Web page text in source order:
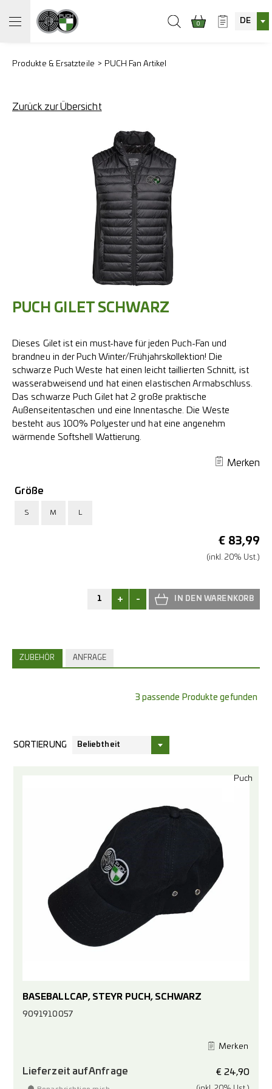
0 DE
Produkte & Ersatzteile PUCH Fan Artikel
Zurück zur Übersicht
PUCH GILET SCHWARZ
Dieses Gilet ist ein must-have für jeden Puch-Fan und
brandneu in der Puch Winter/Frühjahrskollektion! Die
schwarze Puch Weste hat einen leicht taillierten Schnitt, ist
wasserabweisend und hat einen elastischen Armabschluss.
Das schwarze Puch Gilet hat 2 große praktische
Außenseitentaschen und eine Innentasche. Die Weste
besteht aus 100% Polyester und hat eine angenehm
wärmende Softshell Wattierung.
Merken
Größe
S M
€ 83,99
(inkl. 20% Ust.)
+ -
ZUBEHÖR ANFRAGE
3 passende Produkte gefunden
SORTIERUNG Beliebtheit
BASEBALLCAP, STEYR PUCH, SCHWARZ
Puch
9091910057
Merken
€ 24,90
Lieferzeit auf Anfrage